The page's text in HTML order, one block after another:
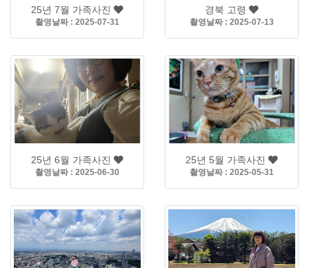
25년 7월 가족사진
촬영날짜 : 2025-07-31
경북 고령
촬영날짜 : 2025-07-13
25년 6월 가족사진
촬영날짜 : 2025-06-30
25년 5월 가족사진
촬영날짜 : 2025-05-31